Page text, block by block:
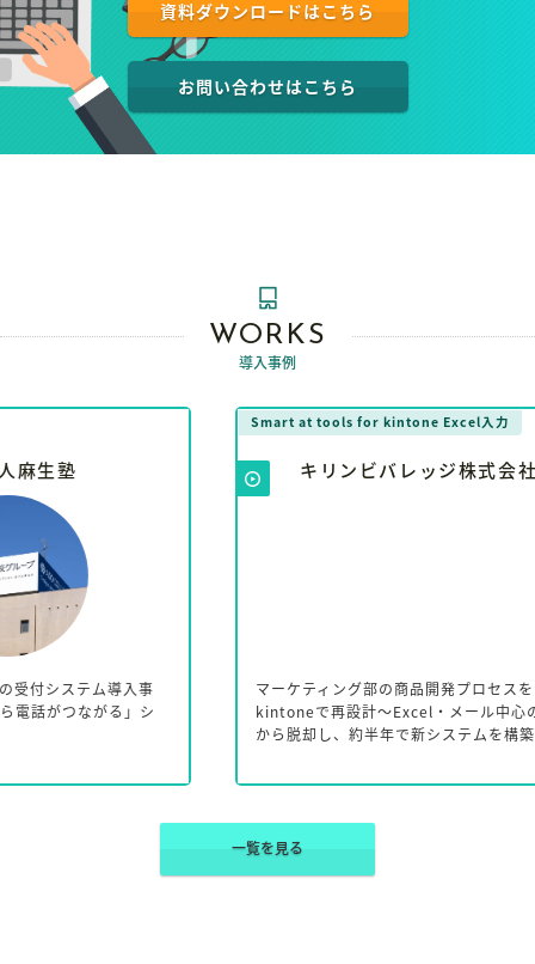
資料ダウンロードはこちら
お問い合わせはこちら
WORKS
導入事例
Smart at tools for kintone Excel入力
キリンビバレッジ株式会社
マーケティング部の商品開発プロセスを
kintoneで再設計～Excel・メール中心の管理
から脱却し、約半年で新システムを構築～
わ
一覧を見る